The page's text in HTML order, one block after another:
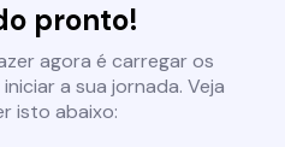
pronto!
agora é carregar os
a sua jornada. Veja
isto abaixo: